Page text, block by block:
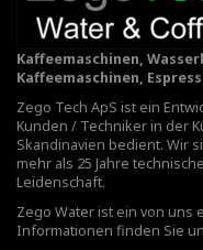
Kaffeemaschinen,
Kaffeemaschinen,
Zego Tech ApS ist ein
Kunden / Techniker in der
Skandinavien bedient. Wir
mehr als 25 Jahre
Leidenschaft.
Zego Water ist ein von uns
Informationen finden Sie